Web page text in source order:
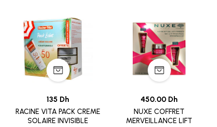
135 Dh
RACINE VITA PACK CREME
SOLAIRE INVISIBLE
450.00 Dh
NUXE COFFRET
MERVEILLANCE LIFT